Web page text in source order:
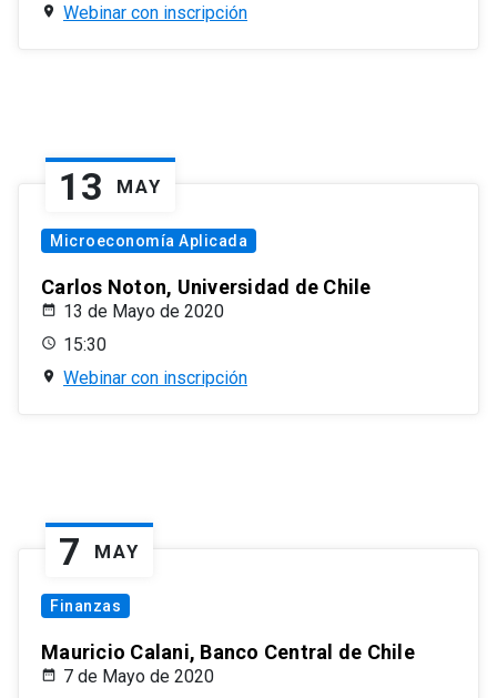
Webinar con inscripción
13 MAY
Microeconomía Aplicada
Carlos Noton, Universidad de Chile
13 de Mayo de 2020
15:30
Webinar con inscripción
7 MAY
Finanzas
Mauricio Calani, Banco Central de Chile
7 de Mayo de 2020